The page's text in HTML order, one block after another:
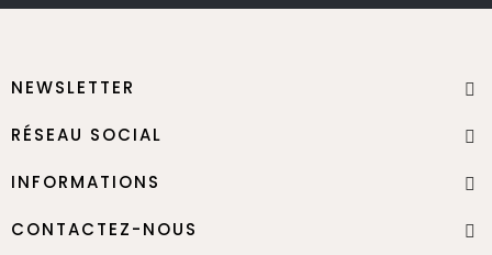
NEWSLETTER
RÉSEAU SOCIAL
INFORMATIONS
CONTACTEZ-NOUS